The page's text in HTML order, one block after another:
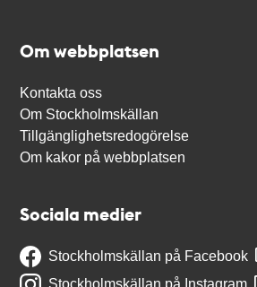
Om webbplatsen
Kontakta oss
Om Stockholmskällan
Tillgänglighetsredogörelse
Om kakor på webbplatsen
Sociala medier
Stockholmskällan på Facebook
Stockholmskällan på Instagram